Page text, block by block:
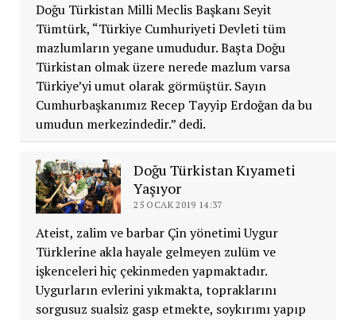
Doğu Türkistan Milli Meclis Başkanı Seyit
Tümtürk, “Türkiye Cumhuriyeti Devleti tüm
mazlumların yegane umududur. Başta Doğu
Türkistan olmak üzere nerede mazlum varsa
Türkiye’yi umut olarak görmüştür. Sayın
Cumhurbaşkanımız Recep Tayyip Erdoğan da bu
umudun merkezindedir.” dedi.
Doğu Türkistan Kıyameti
Yaşıyor
25 OCAK 2019 14:37
Ateist, zalim ve barbar Çin yönetimi Uygur
Türklerine akla hayale gelmeyen zulüm ve
işkenceleri hiç çekinmeden yapmaktadır.
Uygurların evlerini yıkmakta, topraklarını
sorgusuz sualsiz gasp etmekte, soykırımı yapıp